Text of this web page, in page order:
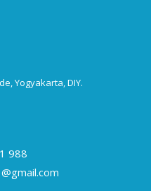
Yogyakarta, DIY.
988